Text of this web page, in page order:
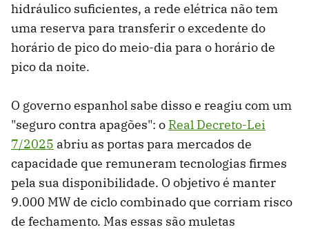
hidráulico suficientes, a rede elétrica não tem
uma reserva para transferir o excedente do
horário de pico do meio-dia para o horário de
pico da noite.
O governo espanhol sabe disso e reagiu com um
"seguro contra apagões": o Real Decreto-Lei
7/2025 abriu as portas para mercados de
capacidade que remuneram tecnologias firmes
pela sua disponibilidade. O objetivo é manter
9.000 MW de ciclo combinado que corriam risco
de fechamento. Mas essas são muletas